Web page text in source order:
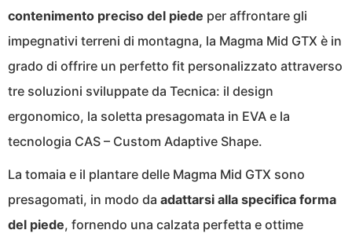
contenimento preciso del piede per affrontare gli
impegnativi terreni di montagna, la Magma Mid GTX è in
grado di offrire un perfetto fit personalizzato attraverso
tre soluzioni sviluppate da Tecnica: il design
ergonomico, la soletta presagomata in EVA e la
tecnologia CAS – Custom Adaptive Shape.
La tomaia e il plantare delle Magma Mid GTX sono
presagomati, in modo da adattarsi alla specifica forma
del piede, fornendo una calzata perfetta e ottime